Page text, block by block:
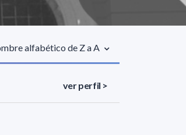
alfabético de Z a A
ver perfil >